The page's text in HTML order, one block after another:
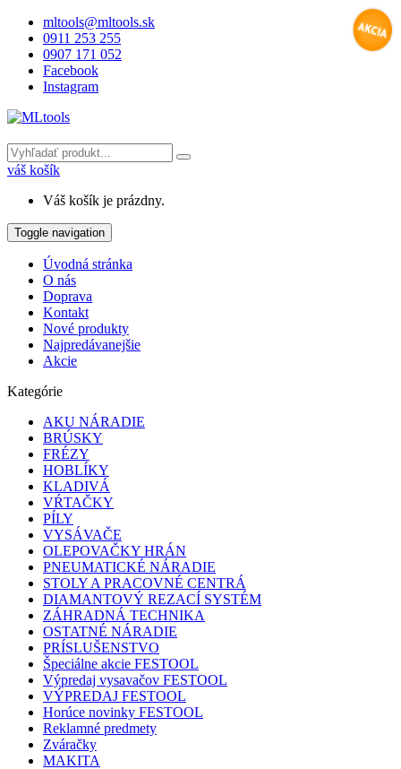
mltools@mltools.sk
0911 253 255
0907 171 052
Facebook
Instagram
váš košík
Váš košík je prázdny.
Toggle navigation
Úvodná stránka
O nás
Doprava
Kontakt
Nové produkty
Najpredávanejšie
Akcie
Kategórie
AKU NÁRADIE
BRÚSKY
FRÉZY
HOBLÍKY
KLADIVÁ
VŔTAČKY
PÍLY
VYSÁVAČE
OLEPOVAČKY HRÁN
PNEUMATICKÉ NÁRADIE
STOLY A PRACOVNÉ CENTRÁ
DIAMANTOVÝ REZACÍ SYSTÉM
ZÁHRADNÁ TECHNIKA
OSTATNÉ NÁRADIE
PRÍSLUŠENSTVO
Špeciálne akcie FESTOOL
Výpredaj vysavačov FESTOOL
VÝPREDAJ FESTOOL
Horúce novinky FESTOOL
Reklamné predmety
Zváračky
MAKITA